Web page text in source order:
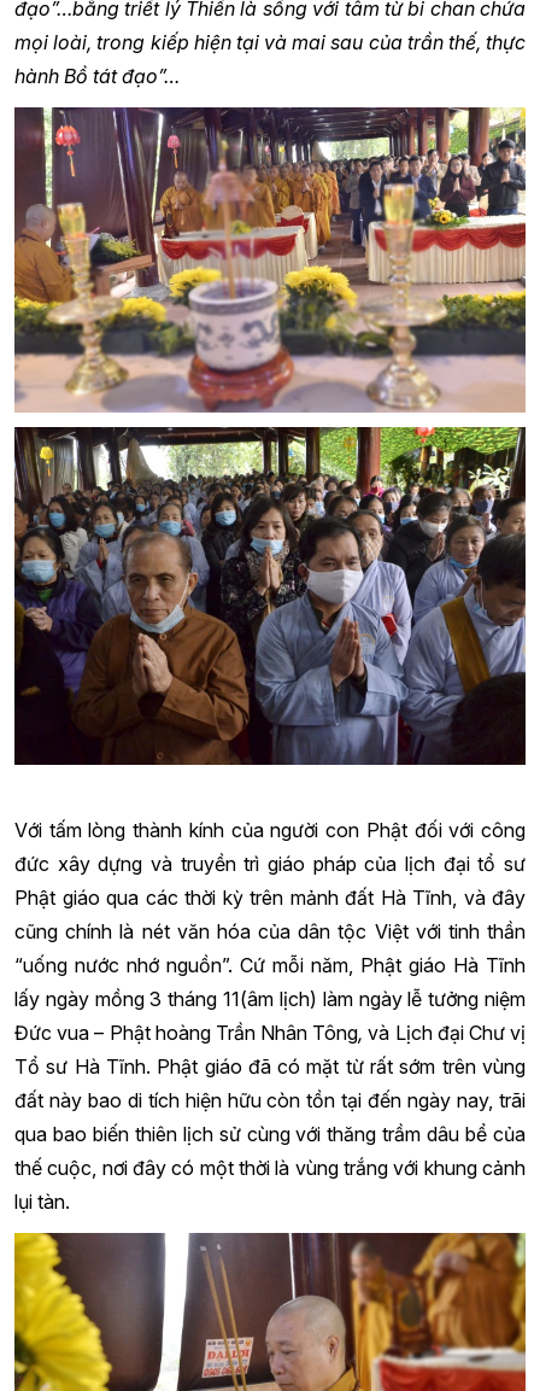
đạo”…bằng triết lý Thiền là sống với tâm từ bi chan chứa
mọi loài, trong kiếp hiện tại và mai sau của trần thế, thực
hành Bồ tát đạo”…
Với tấm lòng thành kính của người con Phật đối với công
đức xây dựng và truyền trì giáo pháp của lịch đại tổ sư
Phật giáo qua các thời kỳ trên mảnh đất Hà Tĩnh, và đây
cũng chính là nét văn hóa của dân tộc Việt với tinh thần
“uống nước nhớ nguồn”. Cứ mỗi năm, Phật giáo Hà Tĩnh
lấy ngày mồng 3 tháng 11(âm lịch) làm ngày lễ tưởng niệm
Đức vua – Phật hoàng Trần Nhân Tông, và Lịch đại Chư vị
Tổ sư Hà Tĩnh. Phật giáo đã có mặt từ rất sớm trên vùng
đất này bao di tích hiện hữu còn tồn tại đến ngày nay, trãi
qua bao biến thiên lịch sử cùng với thăng trầm dâu bể của
thế cuộc, nơi đây có một thời là vùng trắng với khung cảnh
lụi tàn.